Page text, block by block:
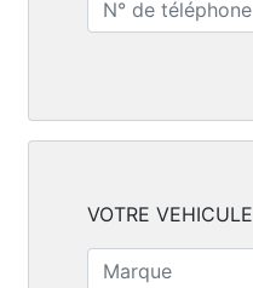
VOTRE VEHICULE